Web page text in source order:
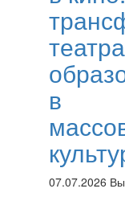
в
07.07.2026